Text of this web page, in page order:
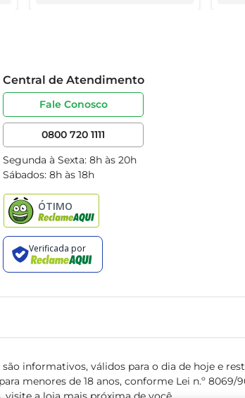
Central de Atendimento
Fale Conosco
0800 720 1111
Segunda à Sexta: 8h às 20h
Sábados: 8h às 18h
informativos, válidos para o dia de hoje e
menores de 18 anos, conforme Lei n.º 8069/